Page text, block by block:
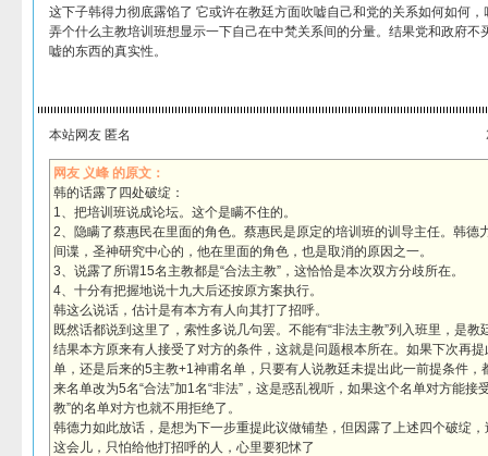
这下子韩得力彻底露馅了 它或许在教廷方面吹嘘自己和党的关系如何如何
弄个什么主教培训班想显示一下自己在中梵关系间的分量。结果党和政府不
嘘的东西的真实性。
本站网友 匿名
网友 义峰 的原文：
韩的话露了四处破绽：
1、把培训班说成论坛。这个是瞒不住的。
2、隐瞒了蔡惠民在里面的角色。蔡惠民是原定的培训班的训导主任。韩德
间谍，圣神研究中心的，他在里面的角色，也是取消的原因之一。
3、说露了所谓15名主教都是“合法主教”，这恰恰是本次双方分歧所在。
4、十分有把握地说十九大后还按原方案执行。
韩这么说话，估计是有本方有人向其打了招呼。
既然话都说到这里了，索性多说几句罢。不能有“非法主教”列入班里，是
结果本方原来有人接受了对方的条件，这就是问题根本所在。如果下次再
单，还是后来的5主教+1神甫名单，只要有人说教廷未提出此一前提条件，
来名单改为5名“合法”加1名“非法”，这是惑乱视听，如果这个名单对方能接
教”的名单对方也就不用拒绝了。
韩德力如此放话，是想为下一步重提此议做铺垫，但因露了上述四个破绽
这会儿，只怕给他打招呼的人，心里要犯怵了